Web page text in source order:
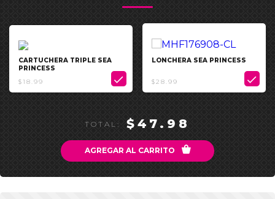
CARTUCHERA TRIPLE SEA
PRINCESS
$18.99

LONCHERA SEA PRINCESS
$28.99 
TOTAL: $47.98
AGREGAR AL CARRITO 